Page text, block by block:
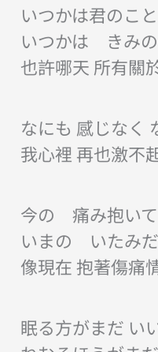
いつかは君のこと
いつかは きみ
也許哪天 所有關
なにも 感じなく
我心裡 再也激不
今の 痛み抱いて
いまの いたみ
像現在 抱著傷痛
眠る方がまだ い